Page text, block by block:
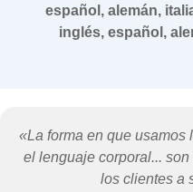
español, alemán,
inglés, español,
«La forma en que usamos
el lenguaje corporal...
los clientes a